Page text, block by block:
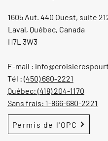
1605 Aut. 440 Ouest, suite
Laval, Québec, Canada
H7L 3W3
E-mail :
Tél : (450) 680-2221
Québec: (418) 204-1170
Sans frais: 1-866-680-2221
Permis de l'OPC